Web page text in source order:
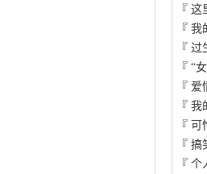
『 这
『 我
『 过
『 “
『 爱
『 我
『 可
『 搞
『 个